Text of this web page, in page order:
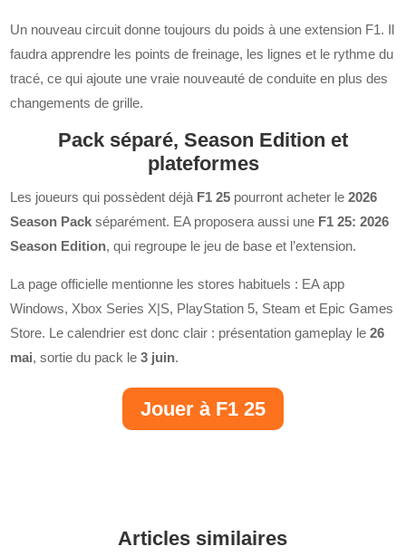
Un nouveau circuit donne toujours du poids à une extension F1. Il
faudra apprendre les points de freinage, les lignes et le rythme du
tracé, ce qui ajoute une vraie nouveauté de conduite en plus des
changements de grille.
Pack séparé, Season Edition et
plateformes
Les joueurs qui possèdent déjà F1 25 pourront acheter le2026
Season Pack séparément. EA proposera aussi une F1 25: 2026
Season Edition, qui regroupe le jeu de base et l’extension.
La page officielle mentionne les stores habituels : EA app
Windows, Xbox Series X|S, PlayStation 5, Steam et Epic Games
Store. Le calendrier est donc clair : présentation gameplay le26
mai, sortie du pack le3 juin.
Jouer à F1 25
Articles similaires